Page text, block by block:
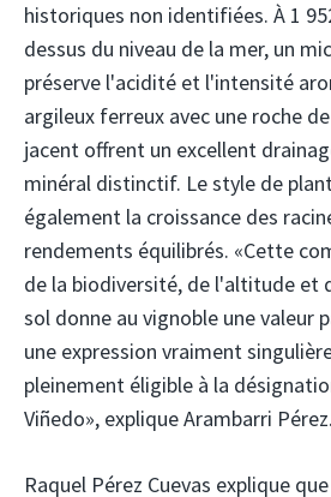
historiques non identifiées. À 1
dessus du niveau de la mer, un
préserve l'acidité et l'intensité
argileux ferreux avec une roche
jacent offrent un excellent
minéral distinctif. Le style de
également la croissance des
rendements équilibrés. «Cette
de la biodiversité, de l'altitude et
sol donne au vignoble une valeur
une expression vraiment
pleinement éligible à la
Viñedo», explique Arambarri Pérez.
Raquel Pérez Cuevas explique